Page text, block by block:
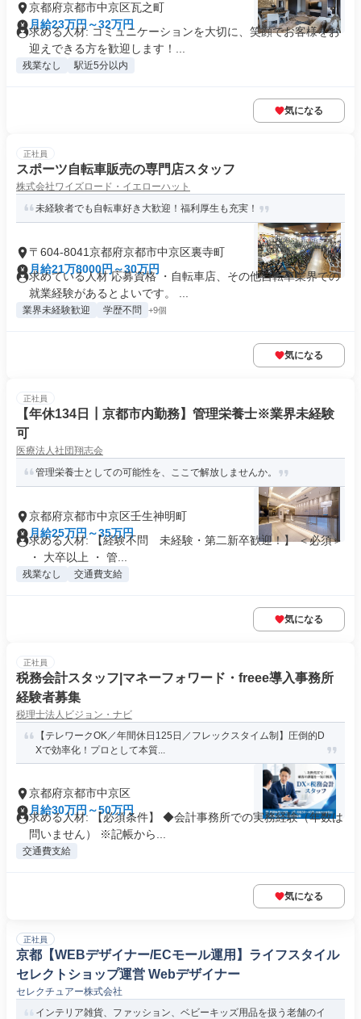
京都府京都市中京区瓦之町
月給23万円～32万円
求める人材: コミュニケーションを大切に、笑顔でお客様をお
迎えできる方を歓迎します！...
残業なし 駅近5分以内
気になる
正社員
スポーツ自転車販売の専門店スタッフ
株式会社ワイズロード・イエローハット
未経験者でも自転車好き大歓迎！福利厚生も充実！
〒604-8041京都府京都市中京区裏寺町
月給21万8000円～30万円
求めている人材 応募資格 ・自転車店、その他自転車業界での
就業経験があるとよいです。 ...
業界未経験歓迎 学歴不問 +9個
気になる
正社員
【年休134日┃京都市内勤務】管理栄養士※業界未経験
可
医療法人社団翔志会
管理栄養士としての可能性を、ここで解放しませんか。
京都府京都市中京区壬生神明町
月給25万円～35万円
求める人材: 【経験不問 未経験・第二新卒歓迎！】 ＜必須＞
・ 大卒以上 ・ 管...
残業なし 交通費支給
気になる
正社員
税務会計スタッフ|マネーフォワード・freee導入事務所
経験者募集
税理士法人ビジョン・ナビ
【テレワークOK／年間休日125日／フレックスタイム制】圧倒的D
Xで効率化！プロとして本質...
京都府京都市中京区
月給30万円～50万円
求める人材: 【必須条件】 ◆会計事務所での実務経験（年数は
問いません） ※記帳から...
交通費支給
気になる
正社員
京都【WEBデザイナー/ECモール運用】ライフスタイル
セレクトショップ運営 Webデザイナー
セレクチュアー株式会社
インテリア雑貨、ファッション、ベビーキッズ用品を扱う老舗のイ